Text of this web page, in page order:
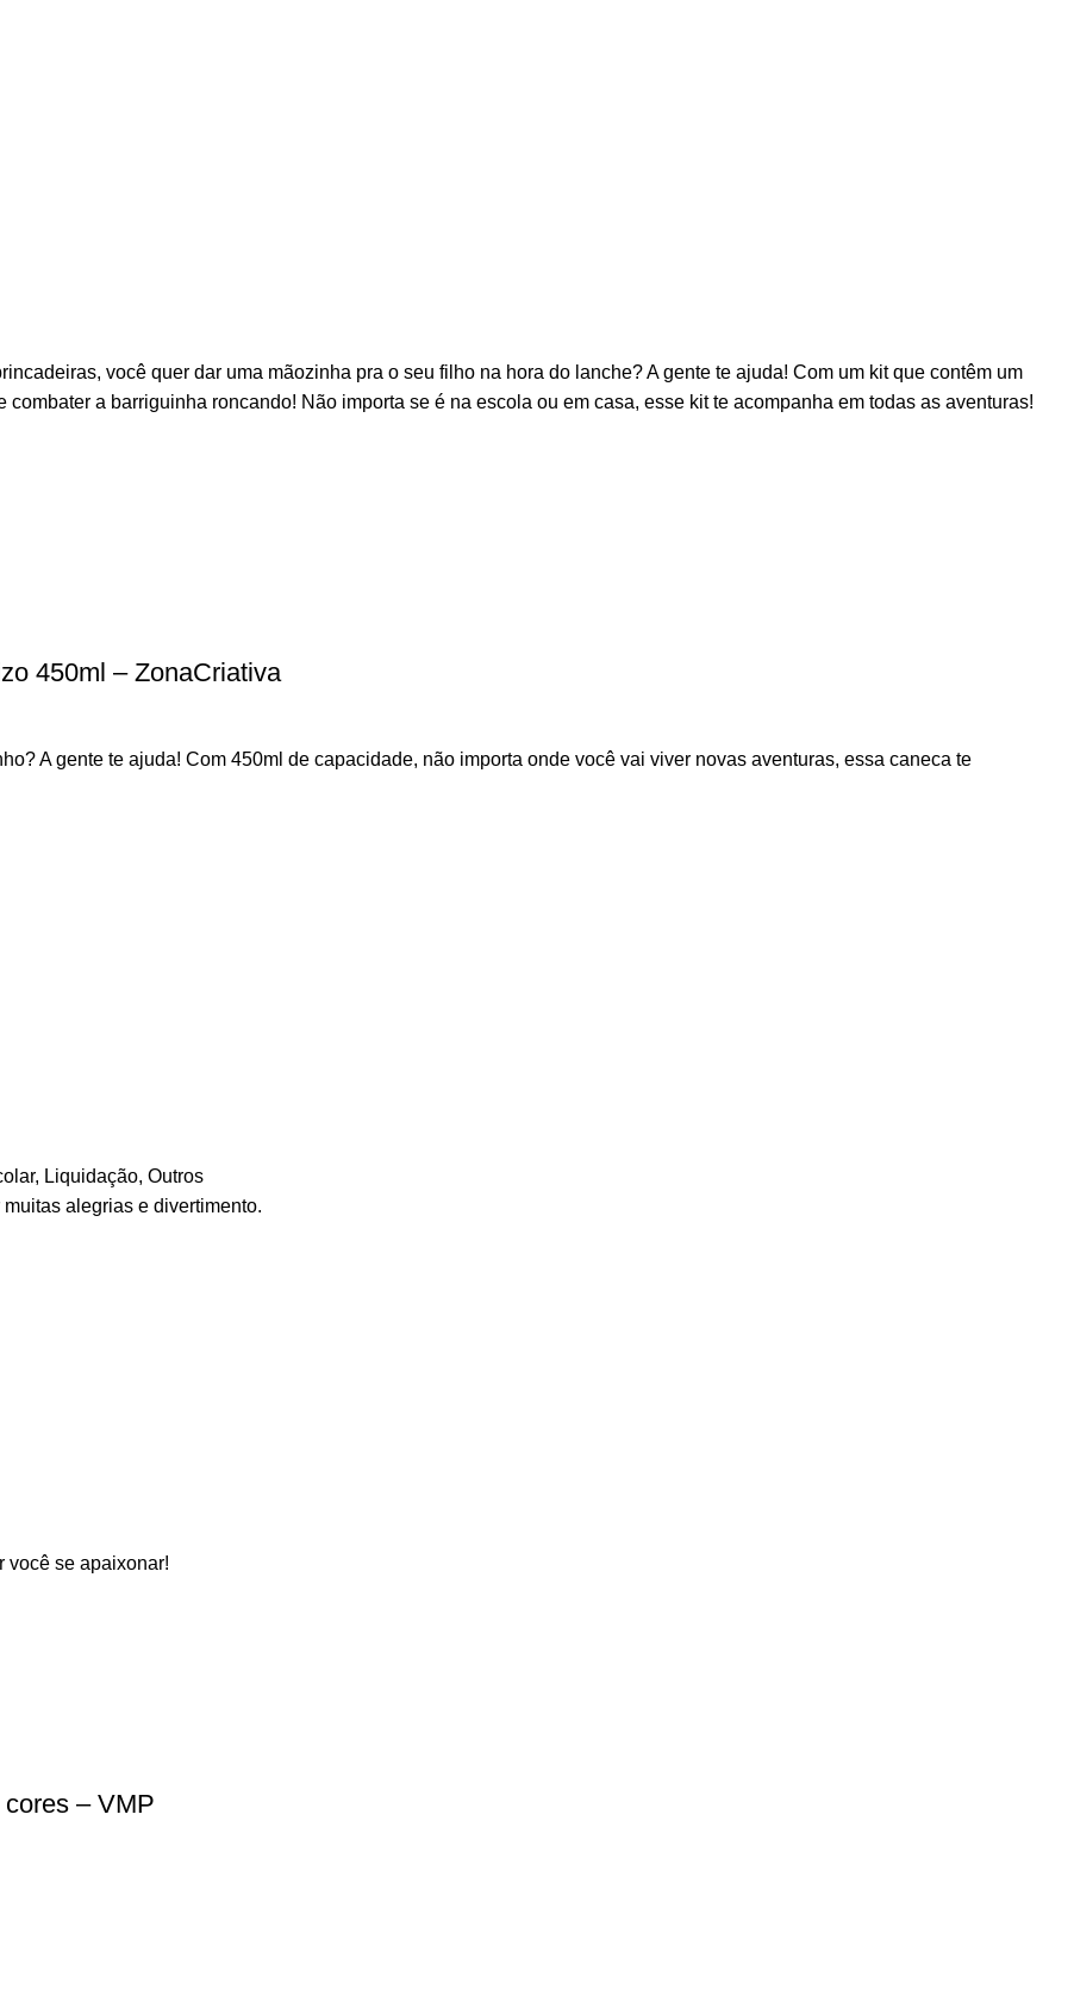
você quer dar uma mãozinha pra o seu filho na hora do lanche? A gente te ajuda! Com um kit que contêm um
a barriguinha roncando! Não importa se é na escola ou em casa, esse kit te acompanha em todas as aventuras!
450ml – ZonaCriativa
A gente te ajuda! Com 450ml de capacidade, não importa onde você vai viver novas aventuras, essa caneca te
, Liquidação, Outros
alegrias e divertimento.
você se apaixonar!
– VMP